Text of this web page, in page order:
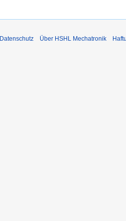
Datenschutz Über HSHL Mechatronik